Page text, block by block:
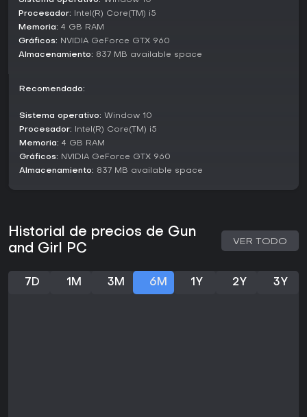
Procesador: Intel(R) Core(TM) i5
Memoria: 4 GB RAM
Gráficos: NVIDIA GeForce GTX 960
Almacenamiento: 837 MB available space
Recomendado:
Sistema operativo: Window 10
Procesador: Intel(R) Core(TM) i5
Memoria: 4 GB RAM
Gráficos: NVIDIA GeForce GTX 960
Almacenamiento: 837 MB available space
Historial de precios de Gun
and Girl PC
VER TODO
7D 1M 3M 6M 1Y 2Y 3Y